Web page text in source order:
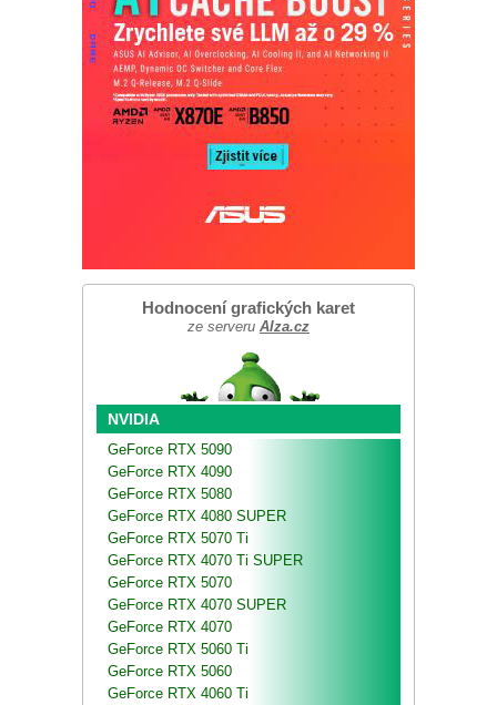
Hodnocení grafických karet
ze serveru Alza.cz
NVIDIA
GeForce RTX 5090
GeForce RTX 4090
GeForce RTX 5080
GeForce RTX 4080 SUPER
GeForce RTX 5070 Ti
GeForce RTX 4070 Ti SUPER
GeForce RTX 5070
GeForce RTX 4070 SUPER
GeForce RTX 4070
GeForce RTX 5060 Ti
GeForce RTX 5060
GeForce RTX 4060 Ti